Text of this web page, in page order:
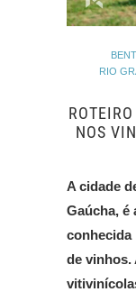
RIO
NOS
A cidade
Gaúcha, é
conhecida
de vinhos.